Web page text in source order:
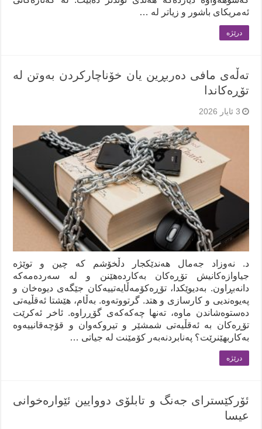
ئەمریکای باشور و زیاتر لە …
درێژه‌
تەڵەی مافی دەربڕین یان خۆناچارکردن بەوتن لە
تۆڕەکاندا
3 ئایار 2026
د. نەوزاد جەمال هەندێکجار دڵخۆشم کە چین و توێژە
جیاوازەکانیش تۆڕەکان بەکاردەهێنن و لە سەردەمەکە
دانەبڕاون. بەدیوێکدا، تۆڕەکۆمەڵایەتییەکان جێگەی دیوەخان و
پەیوەندیی و کارسازی و هتد. گرتووتەوە. بەڵام، هێشتا ئەقڵیەتی
دەستوەشاندن ماوە، تەنها چەکەکەی گۆڕراوە. ئاخر ئەکرێت
تۆڕەکان بە ئەقڵیەتی شمشێر و تیروکەوان و قۆچەقانییەوە
بەکاربهێنرێت؟ پەنابردنەبەر کۆمێنت لە جیاتی …
درێژه‌
ئۆرکێسترای جەنگ و تابلۆی دووایین ئێوارەخوانی
عیسا